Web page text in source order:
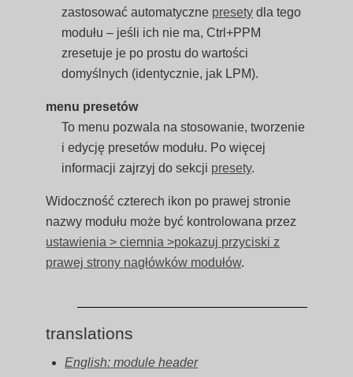
zastosować automatyczne presety dla tego
modułu – jeśli ich nie ma, Ctrl+PPM
zresetuje je po prostu do wartości
domyślnych (identycznie, jak LPM).
menu presetów
To menu pozwala na stosowanie, tworzenie
i edycję presetów modułu. Po więcej
informacji zajrzyj do sekcji presety.
Widoczność czterech ikon po prawej stronie
nazwy modułu może być kontrolowana przez
ustawienia > ciemnia >pokazuj przyciski z
prawej strony nagłówków modułów.
translations
English: module header